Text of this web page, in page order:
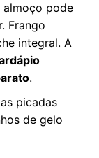
pode
Frango
integral. A
.
picadas
de gelo